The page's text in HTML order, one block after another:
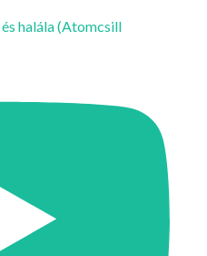
halála (Atomcsill